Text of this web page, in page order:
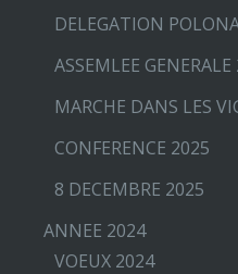
DELEGATION
ASSEMLEE
MARCHE DANS LES
CONFERENCE 2025
8 DECEMBRE 2025
ANNEE 2024
VOEUX 2024